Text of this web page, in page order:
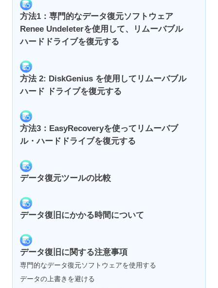
方法1：専門的なデータ復元ソフトウェア
Renee Undeleterを使用して、リムーバブル
ハードドライブを復元する
方法 2: DiskGenius を使用してリムーバブル
ハード ドライブを復元する
方法3：EasyRecoveryを使ってリムーバブ
ル・ハードドライブを復元する
データ復元ツールの比較
データ復旧にかかる時間について
データ復旧に関する注意事項
専門的なデータ復元ソフトウェアを使用する
データの上書きを避ける